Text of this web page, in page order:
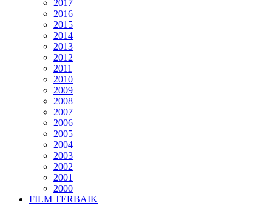
2017
2016
2015
2014
2013
2012
2011
2010
2009
2008
2007
2006
2005
2004
2003
2002
2001
2000
FILM TERBAIK